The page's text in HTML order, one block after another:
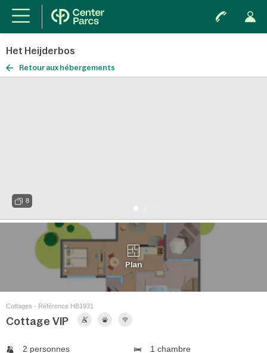
Het Heijderbos
Retour aux hébergements
8
Plan
Cottages - Référence HB1931
Cottage VIP
2 personnes
1 chambre